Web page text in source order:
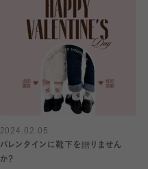
2024.02.05
バレンタインに靴下を贈りません
か？